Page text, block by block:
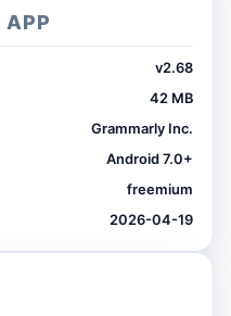
APP
v2.68
42 MB
Grammarly Inc.
Android 7.0+
freemium
2026-04-19